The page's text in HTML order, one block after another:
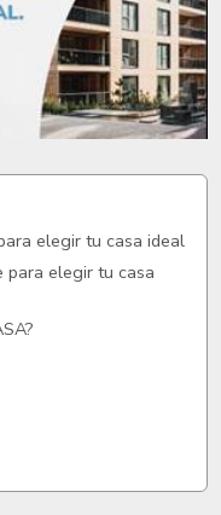
elegir tu casa ideal
para elegir tu casa